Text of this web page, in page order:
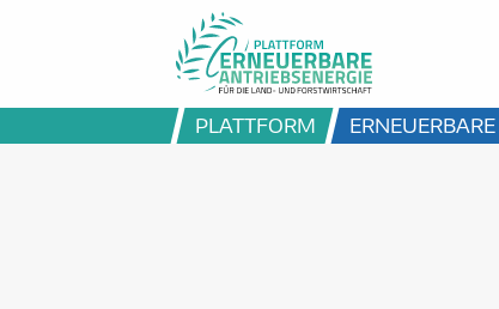
PLATTFORM ERNEUERBARE